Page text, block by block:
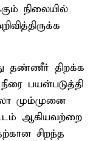
நிலையில்
தண்ணீர் திறக்க
பயன்படுத்தி
மும்முனை
ஆகியவற்றை
சிறந்த